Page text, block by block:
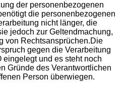
der personenbezogenen
die personenbezogenen
nicht länger, die
jedoch zur Geltendmachung,
von Rechtsansprüchen.Die
gegen die Verarbeitung
eingelegt und es steht noch
Gründe des Verantwortlichen
Person überwiegen.